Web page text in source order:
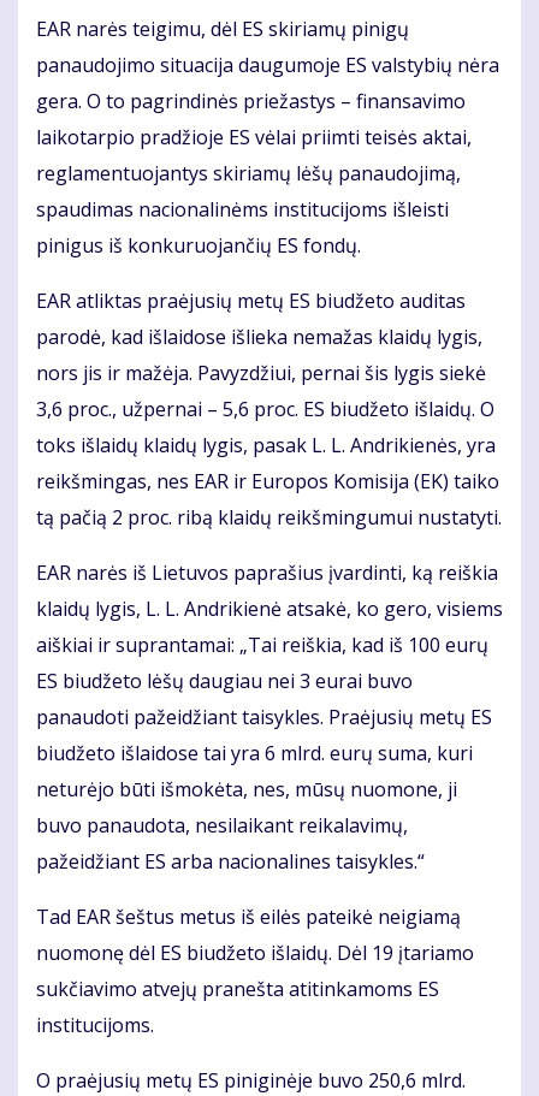
EAR narės teigimu, dėl ES skiriamų pinigų
panaudojimo situacija daugumoje ES valstybių nėra
gera. O to pagrindinės priežastys – finansavimo
laikotarpio pradžioje ES vėlai priimti teisės aktai,
reglamentuojantys skiriamų lėšų panaudojimą,
spaudimas nacionalinėms institucijoms išleisti
pinigus iš konkuruojančių ES fondų.
EAR atliktas praėjusių metų ES biudžeto auditas
parodė, kad išlaidose išlieka nemažas klaidų lygis,
nors jis ir mažėja. Pavyzdžiui, pernai šis lygis siekė
3,6 proc., užpernai – 5,6 proc. ES biudžeto išlaidų. O
toks išlaidų klaidų lygis, pasak L. L. Andrikienės, yra
reikšmingas, nes EAR ir Europos Komisija (EK) taiko
tą pačią 2 proc. ribą klaidų reikšmingumui nustatyti.
EAR narės iš Lietuvos paprašius įvardinti, ką reiškia
klaidų lygis, L. L. Andrikienė atsakė, ko gero, visiems
aiškiai ir suprantamai: „Tai reiškia, kad iš 100 eurų
ES biudžeto lėšų daugiau nei 3 eurai buvo
panaudoti pažeidžiant taisykles. Praėjusių metų ES
biudžeto išlaidose tai yra 6 mlrd. eurų suma, kuri
neturėjo būti išmokėta, nes, mūsų nuomone, ji
buvo panaudota, nesilaikant reikalavimų,
pažeidžiant ES arba nacionalines taisykles.“
Tad EAR šeštus metus iš eilės pateikė neigiamą
nuomonę dėl ES biudžeto išlaidų. Dėl 19 įtariamo
sukčiavimo atvejų pranešta atitinkamoms ES
institucijoms.
O praėjusių metų ES piniginėje buvo 250,6 mlrd.